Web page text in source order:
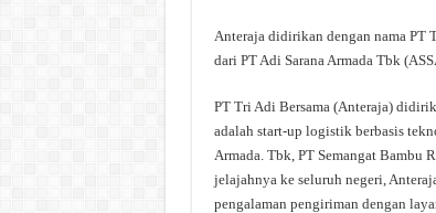
Anteraja didirikan dengan nama PT
dari PT Adi Sarana Armada Tbk
PT Tri Adi Bersama (Anteraja)
adalah start-up logistik berbasis
Armada. Tbk, PT Semangat Bambu
jelajahnya ke seluruh negeri,
pengalaman pengiriman dengan